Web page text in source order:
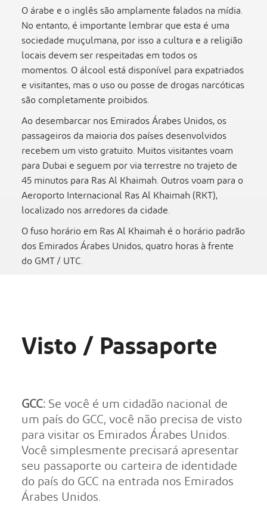
O árabe e o inglês são amplamente falados na mídia.
No entanto, é importante lembrar que esta é uma
sociedade muçulmana, por isso a cultura e a religião
locais devem ser respeitadas em todos os
momentos. O álcool está disponível para expatriados
e visitantes, mas o uso ou posse de drogas narcóticas
são completamente proibidos.
Ao desembarcar nos Emirados Árabes Unidos, os
passageiros da maioria dos países desenvolvidos
recebem um visto gratuito. Muitos visitantes voam
para Dubai e seguem por via terrestre no trajeto de
45 minutos para Ras Al Khaimah. Outros voam para o
Aeroporto Internacional Ras Al Khaimah (RKT),
localizado nos arredores da cidade.
O fuso horário em Ras Al Khaimah é o horário padrão
dos Emirados Árabes Unidos, quatro horas à frente
do GMT / UTC.
Visto / Passaporte
GCC:Se você é um cidadão nacional de
um país do GCC, você não precisa de visto
para visitar os Emirados Árabes Unidos.
Você simplesmente precisará apresentar
seu passaporte ou carteira de identidade
do país do GCC na entrada nos Emirados
Árabes Unidos.